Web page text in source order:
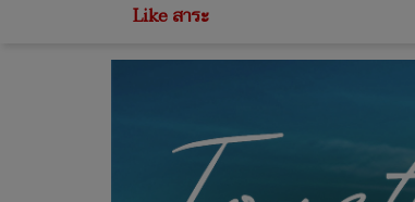
Like สาระ